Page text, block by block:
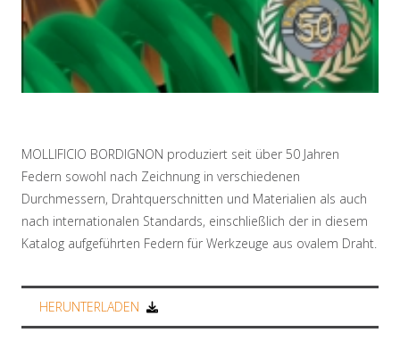
MOLLIFICIO BORDIGNON produziert seit über 50 Jahren
Federn sowohl nach Zeichnung in verschiedenen
Durchmessern, Drahtquerschnitten und Materialien als auch
nach internationalen Standards, einschließlich der in diesem
Katalog aufgeführten Federn für Werkzeuge aus ovalem Draht.
HERUNTERLADEN